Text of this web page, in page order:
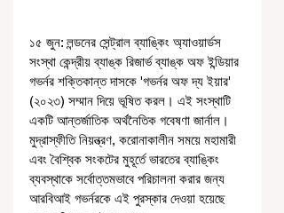
১৫ জুন: লন্ডনের সেন্ট্রাল ব্যাঙ্কিং অ্যাওয়ার্ডস
সংস্থা কেন্দ্রীয় ব্যাঙ্ক রিজার্ভ ব্যাঙ্ক অফ ইন্ডিয়ার
গভর্নর শক্তিকান্ত দাসকে 'গভর্নর অফ দ্য ইয়ার'
(২০২৩) সম্মান দিয়ে ভূষিত করল। এই সংস্থাটি
একটি আন্তর্জাতিক অর্থনৈতিক গবেষণা জার্নাল।
মুদ্রাস্ফীতি নিয়ন্ত্রণ, করোনাকালীন সময়ে মহামারী
এবং বৈশ্বিক সংকটের মুহূর্তে ভারতের ব্যাঙ্কিং
ব্যবস্থাকে সর্বোত্তমভাবে পরিচালনা করার জন্য
আরবিআই গভর্নরকে এই পুরস্কার দেওয়া হয়েছে